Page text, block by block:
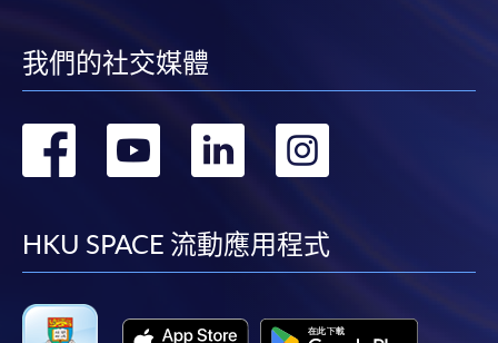
繳付學費。
親身報名/郵遞
凡以「先到先得」為取錄方式的課程，請填妥
SF26報名表，親往
費以及所需證明文件呈交。
我們的社交媒體
轉
facebook
轉
youtube
轉
linkedin
轉
HKU SPACE 流動應用程式